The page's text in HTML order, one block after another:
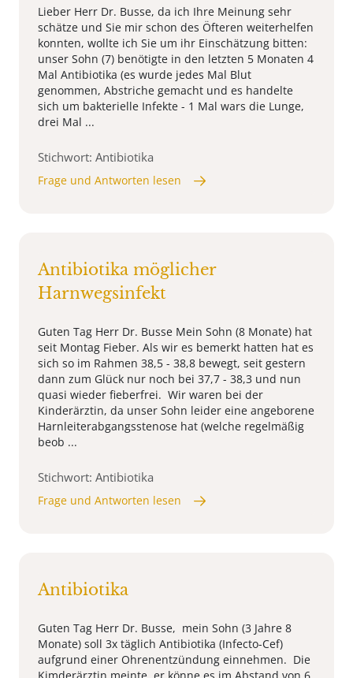
Lieber Herr Dr. Busse, da ich Ihre Meinung sehr
schätze und Sie mir schon des Öfteren weiterhelfen
konnten, wollte ich Sie um ihr Einschätzung bitten:
unser Sohn (7) benötigte in den letzten 5 Monaten 4
Mal Antibiotika (es wurde jedes Mal Blut
genommen, Abstriche gemacht und es handelte
sich um bakterielle Infekte - 1 Mal wars die Lunge,
drei Mal ...
Stichwort: Antibiotika
Frage und Antworten lesen
Antibiotika möglicher
Harnwegsinfekt
Guten Tag Herr Dr. Busse Mein Sohn (8 Monate) hat
seit Montag Fieber. Als wir es bemerkt hatten hat es
sich so im Rahmen 38,5 - 38,8 bewegt, seit gestern
dann zum Glück nur noch bei 37,7 - 38,3 und nun
quasi wieder fieberfrei. Wir waren bei der
Kinderärztin, da unser Sohn leider eine angeborene
Harnleiterabgangsstenose hat (welche regelmäßig
beob ...
Stichwort: Antibiotika
Frage und Antworten lesen
Antibiotika
Guten Tag Herr Dr. Busse, mein Sohn (3 Jahre 8
Monate) soll 3x täglich Antibiotika (Infecto-Cef)
aufgrund einer Ohrenentzündung einnehmen. Die